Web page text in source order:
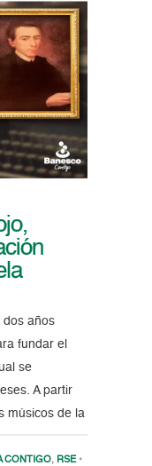
dos años
fundar el
se
A partir
músicos de la
CONTIGO, RSE •